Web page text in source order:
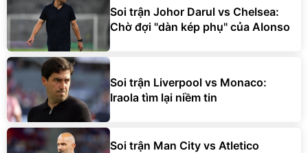
Soi trận Johor Darul vs Chelsea:
Chờ đợi "dàn kép phụ" của Alonso
Soi trận Liverpool vs Monaco:
Iraola tìm lại niềm tin
Soi trận Man City vs Atletico